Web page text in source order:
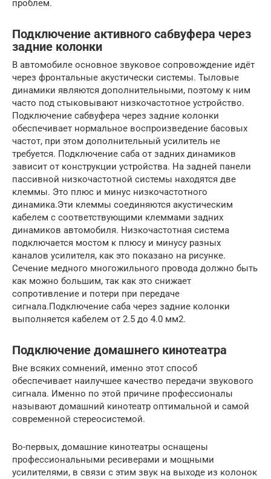
проблем.
Подключение активного сабвуфера через
задние колонки
В автомобиле основное звуковое сопровождение идёт
через фронтальные акустически системы. Тыловые
динамики являются дополнительными, поэтому к ним
часто под стыковывают низкочастотное устройство.
Подключение сабвуфера через задние колонки
обеспечивает нормальное воспроизведение басовых
частот, при этом дополнительный усилитель не
требуется. Подключение саба от задних динамиков
зависит от конструкции устройства. На задней панели
пассивной низкочастотной системы находятся две
клеммы. Это плюс и минус низкочастотного
динамика.Эти клеммы соединяются акустическим
кабелем с соответствующими клеммами задних
динамиков автомобиля. Низкочастотная система
подключается мостом к плюсу и минусу разных
каналов усилителя, как это показано на рисунке.
Сечение медного многожильного провода должно быть
как можно большим, так как это снижает
сопротивление и потери при передаче
сигнала.Подключение саба через задние колонки
выполняется кабелем от 2.5 до 4.0 мм2.
Подключение домашнего кинотеатра
Вне всяких сомнений, именно этот способ
обеспечивает наилучшее качество передачи звукового
сигнала. Именно по этой причине профессионалы
называют домашний кинотеатр оптимальной и самой
современной стереосистемой.
Во-первых, домашние кинотеатры оснащены
профессиональными ресиверами и мощными
усилителями, в связи с этим звук на выходе из колонок